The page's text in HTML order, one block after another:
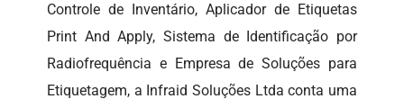
Controle de Inventário, Aplicador de Etiquetas
Print And Apply, Sistema de Identificação por
Radiofrequência e Empresa de Soluções para
Etiquetagem, a Infraid Soluções Ltda conta uma